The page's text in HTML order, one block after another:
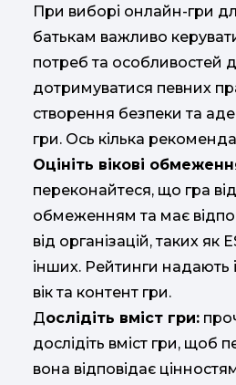
При виборі онлайн-гри
батькам важливо
потреб та особливостей
дотримуватися певних
створення безпеки та
гри. Ось кілька
Оцініть вікові
переконайтеся, що гра
обмеженням та має
від організацій, таких як
інших. Рейтинги надають
вік та контент гри.
Дослідіть вміст гри:
дослідіть вміст гри, щоб
вона відповідає